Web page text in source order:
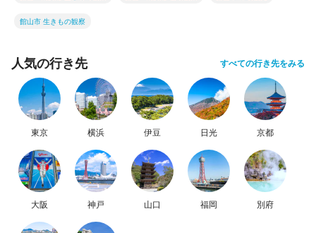
館山市 生きもの観察
人気の行き先 すべての行き先をみる
東京 横浜 伊豆 日光 京都
大阪 神戸 山口 福岡 別府